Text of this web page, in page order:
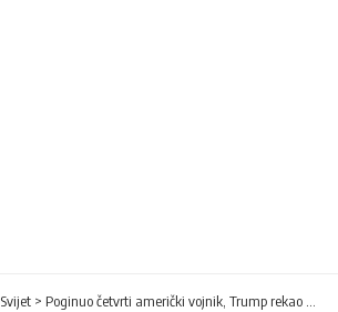
Svijet > Poginuo četvrti američki vojnik, Trump rekao da će ih “vjerovatno biti još”